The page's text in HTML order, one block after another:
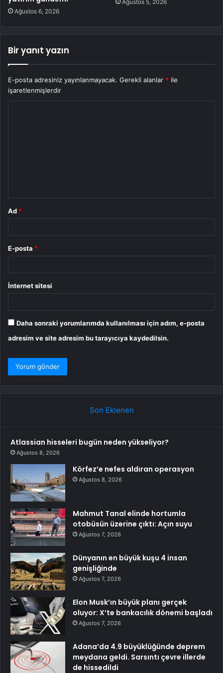
Ağustos 6, 2026
Ağustos 5, 2026
Bir yanıt yazın
E-posta adresiniz yayınlanmayacak. Gerekli alanlar * ile
işaretlenmişlerdir
Ad *
E-posta *
İnternet sitesi
Daha sonraki yorumlarımda kullanılması için adım, e-posta
adresim ve site adresim bu tarayıcıya kaydedilsin.
Son Eklenen
Atlassian hisseleri bugün neden yükseliyor?
Ağustos 8, 2026
Körfez’e nefes aldıran operasyon
Ağustos 8, 2026
Mahmut Tanal elinde hortumla
otobüsün üzerine çıktı: Açın suyu
Ağustos 7, 2026
Dünyanın en büyük kuşu 4 insan
genişliğinde
Ağustos 7, 2026
Elon Musk’ın büyük planı gerçek
oluyor: X’te bankacılık dönemi başladı
Ağustos 7, 2026
Adana’da 4.9 büyüklüğünde deprem
meydana geldi. Sarsıntı çevre illerde
de hissedildi